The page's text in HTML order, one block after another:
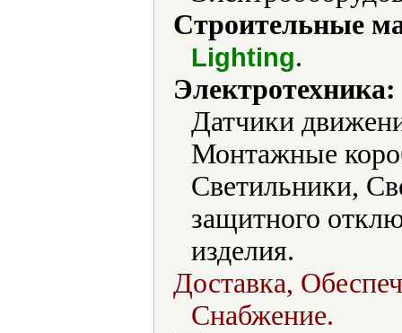
Строительные
Lighting.
Электротехника:
Датчики
Монтажные
Светильники,
защитного
изделия.
Доставка,
Снабжение.